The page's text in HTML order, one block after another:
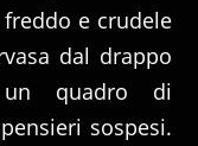
freddo e crudele
dal drappo
quadro di
sospesi.